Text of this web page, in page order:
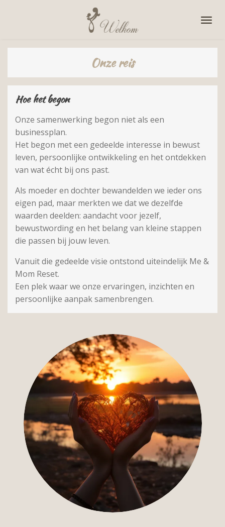
de
Onze reis
Hoe het begon
Onze samenwerking begon niet als een
businessplan.
Het begon met een gedeelde interesse in bewust
leven, persoonlijke ontwikkeling en het ontdekken
van wat écht bij ons past.
Als moeder en dochter bewandelden we ieder ons
eigen pad, maar merkten we dat we dezelfde
waarden deelden: aandacht voor jezelf,
bewustwording en het belang van kleine stappen
die passen bij jouw leven.
Vanuit die gedeelde visie ontstond uiteindelijk Me &
Mom Reset.
Een plek waar we onze ervaringen, inzichten en
persoonlijke aanpak samenbrengen.